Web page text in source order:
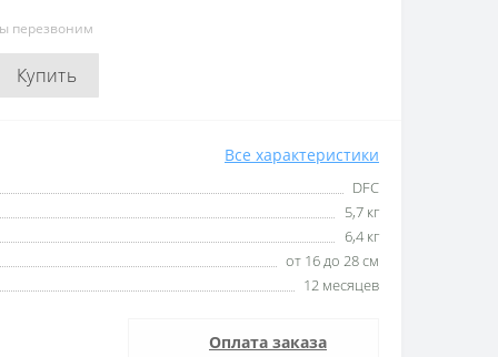
перезвоним
Купить
Все характеристики
DFC
5,7 кг
6,4 кг
от 16 до 28 см
12 месяцев
Оплата заказа